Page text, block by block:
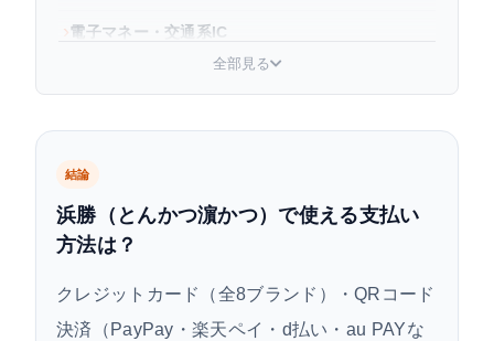
電子マネー・交通系IC
よくある質問
まとめ
全部見る
結論
浜勝（とんかつ濵かつ）で使える支払い
方法は？
クレジットカード（全8ブランド）・QRコード
決済（PayPay・楽天ペイ・d払い・au PAYな